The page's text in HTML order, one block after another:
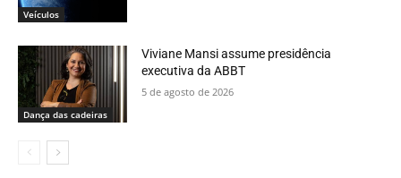
Veículos
Dança das cadeiras
Viviane Mansi assume presidência
executiva da ABBT
5 de agosto de 2026